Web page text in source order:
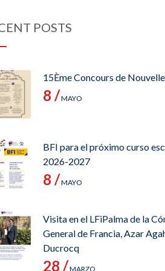
POSTS
15Ème Concours de
8 /MAYO
BFI para el próximo curso
2026-2027
8 /MAYO
Visita en el LFiPalma de la
General de Francia, Azar
Ducrocq
28 /MARZO